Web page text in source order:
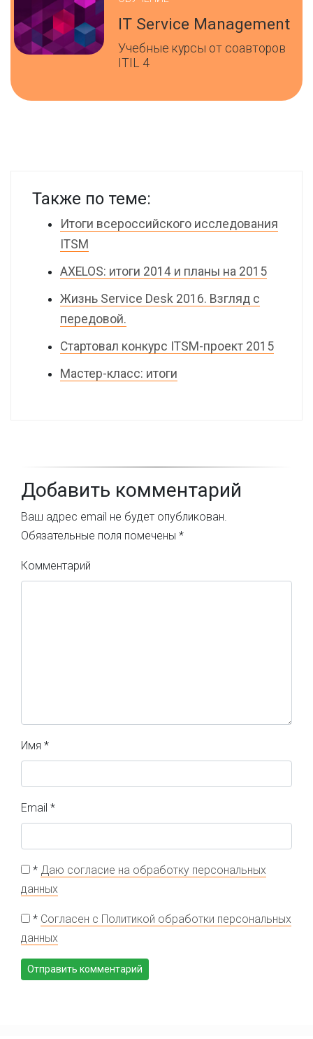
IT Service Management
Учебные курсы от соавторов
ITIL 4
Также по теме:
Итоги всероссийского исследования
ITSM
AXELOS: итоги 2014 и планы на 2015
Жизнь Service Desk 2016. Взгляд с
передовой.
Стартовал конкурс ITSM-проект 2015
Мастер-класс: итоги
Добавить комментарий
Ваш адрес email не будет опубликован.
Обязательные поля помечены *
Комментарий
Имя *
Email *
* Даю согласие на обработку персональных
данных
* Согласен с Политикой обработки персональных
данных